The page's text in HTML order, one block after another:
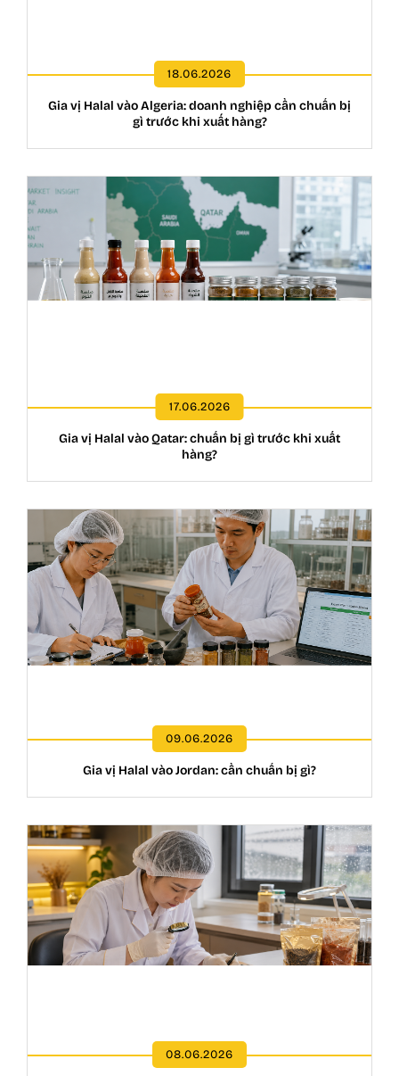
18.06.2026
Gia vị Halal vào Algeria: doanh nghiệp cần chuẩn bị
gì trước khi xuất hàng?
17.06.2026
Gia vị Halal vào Qatar: chuẩn bị gì trước khi xuất
hàng?
09.06.2026
Gia vị Halal vào Jordan: cần chuẩn bị gì?
08.06.2026